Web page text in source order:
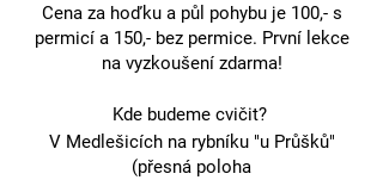
Cena za hoďku a půl pohybu je 100,- s
permicí a 150,- bez permice. První lekce
na vyzkoušení zdarma!
Kde budeme cvičit?
V Medlešicích na rybníku "u Průšků"
(přesná poloha